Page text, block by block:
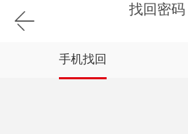
找回密码
手机找回